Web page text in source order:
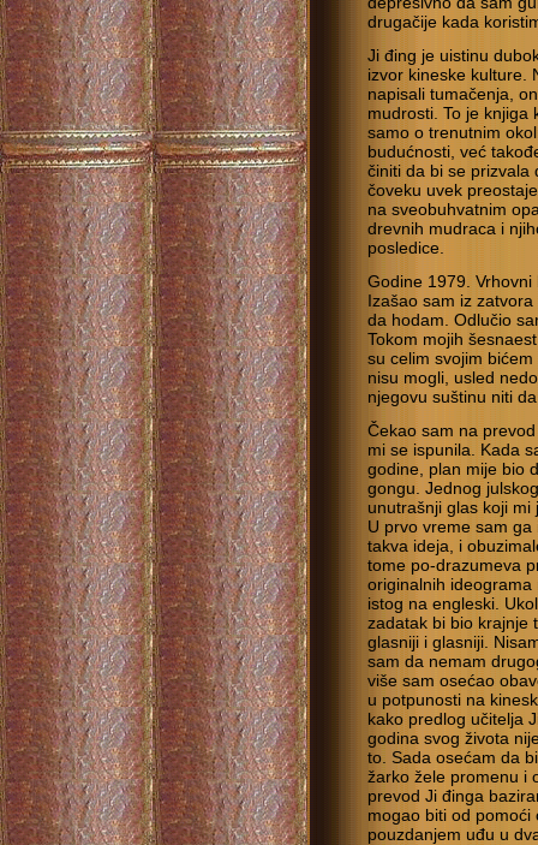
drugačije kada
Ji đing je uistinu
izvor kineske kulture.
napisali tumačenja,
mudrosti. To je knjiga
samo o trenutnim
budućnosti, već
činiti da bi se prizvala
čoveku uvek
na sveobuhvatnim
drevnih mudraca i
posledice.
Godine 1979.
Izašao sam iz
da hodam. Odlučio
Tokom mojih
su celim svojim
nisu mogli, usled
njegovu suštinu niti
Čekao sam na
mi se is­punila. Kada
godine, plan mije bio
gongu. Jednog
unutrašnji glas koji
U prvo vreme sam
takva ideja, i
tome po-drazumeva
originalnih
istog na engleski.
zadatak bi bio krajnje
glasniji i glasniji.
sam da nemam
više sam osećao
u potpunosti na
kako predlog učitelja
godina svog života
to. Sada osećam da
žarko žele promenu i
prevod Ji đinga
mogao biti od pomoći
pouzdanjem uđu u